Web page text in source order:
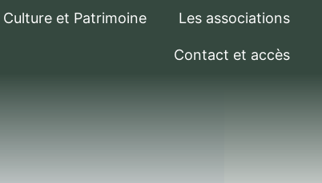
Culture et Patrimoine Les associations
Contact et accès